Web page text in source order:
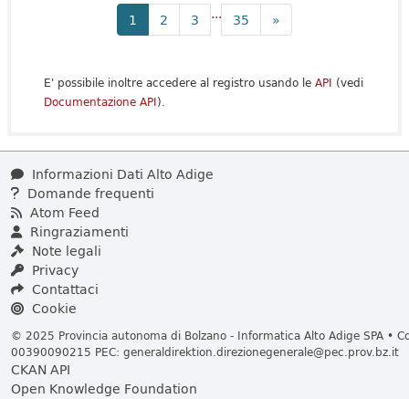
1 2 3 ... 35 »
E' possibile inoltre accedere al registro usando le API (vedi
Documentazione API).
Informazioni Dati Alto Adige
Domande frequenti
Atom Feed
Ringraziamenti
Note legali
Privacy
Contattaci
Cookie
© 2025 Provincia autonoma di Bolzano - Informatica Alto Adige SPA •
00390090215 PEC: generaldirektion.direzionegenerale@pec.prov.bz.it
CKAN API
Open Knowledge Foundation